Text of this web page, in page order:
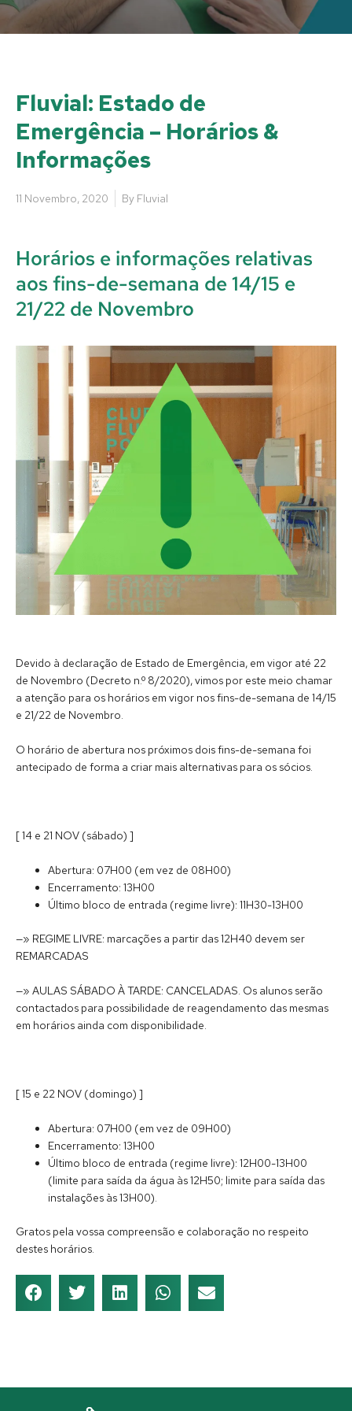
Fluvial: Estado de
Emergência – Horários &
Informações
11 Novembro, 2020 By Fluvial
Horários e informações relativas
aos fins-de-semana de 14/15 e
21/22 de Novembro
Devido à declaração de Estado de Emergência, em vigor até 22
de Novembro (Decreto n.º 8/2020), vimos por este meio chamar
a atenção para os horários em vigor nos fins-de-semana de 14/15
e 21/22 de Novembro.
O horário de abertura nos próximos dois fins-de-semana foi
antecipado de forma a criar mais alternativas para os sócios.
[ 14 e 21 NOV (sábado) ]
Abertura: 07H00 (em vez de 08H00)
Encerramento: 13H00
Último bloco de entrada (regime livre): 11H30-13H00
—» REGIME LIVRE: marcações a partir das 12H40 devem ser
REMARCADAS
—» AULAS SÁBADO À TARDE: CANCELADAS. Os alunos serão
contactados para possibilidade de reagendamento das mesmas
em horários ainda com disponibilidade.
[ 15 e 22 NOV (domingo) ]
Abertura: 07H00 (em vez de 09H00)
Encerramento: 13H00
Último bloco de entrada (regime livre): 12H00-13H00
(limite para saída da água às 12H50; limite para saída das
instalações às 13H00).
Gratos pela vossa compreensão e colaboração no respeito
destes horários.